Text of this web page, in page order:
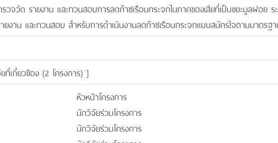
รวจวัด รายงาน และทวนสอบการลดก๊าซเรือนกระจกในภาคของเสียที่เป็นขยะมูลฝอย
งาน และทวนสอบ สำหรับการดำเนินงานลดก๊าซเรือนกระจกแบบสมัครใจตามมาตรฐา
ที่เกี่ยวข้อง (2 โครงการ) ]
หัวหน้าโครงการ
นักวิจัยร่วมโครงการ
นักวิจัยร่วมโครงการ